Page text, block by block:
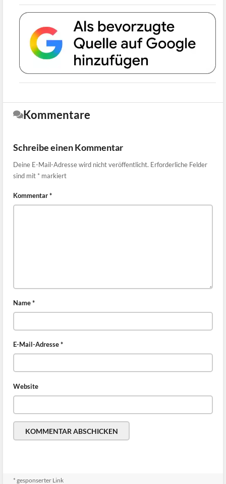
Kommentare
Schreibe einen Kommentar
Deine E-Mail-Adresse wird nicht veröffentlicht. Erforderliche Felder
sind mit * markiert
Kommentar*
Name*
E-Mail-Adresse*
Website
* gesponserter Link